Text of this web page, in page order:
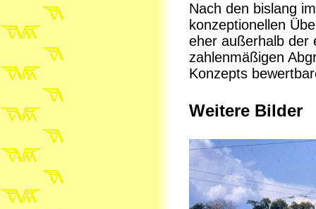
Nach den bislang
konzeptionellen
eher außerhalb der
zahlenmäßigen
Konzepts
Weitere Bilder